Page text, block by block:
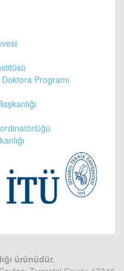
Programı
ürünüdür.